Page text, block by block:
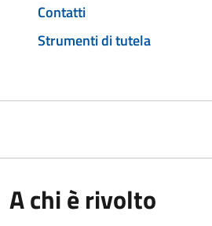
Contatti
Strumenti di tutela
A chi è rivolto